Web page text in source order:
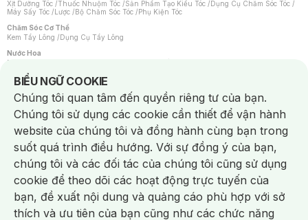
Xịt Dưỡng Tóc /Thuốc Nhuộm Tóc /Sản Phẩm Tạo Kiểu Tóc /Dụng Cụ Chăm Sóc Tóc /
Máy Sấy Tóc /Lược /Bộ Chăm Sóc Tóc /Phụ Kiện Tóc
Chăm Sóc Cơ Thể
Kem Tẩy Lông /Dụng Cụ Tẩy Lông
Nước Hoa
Nước Hoa Nữ
Chăm Sóc Cá Nhân
Chống Muỗi /Khẩu Trang /Máy Massage/Mặt Nạ Xông Hơi /Nước Rửa Tay/
Sản Phẩm Chăm Sóc Khác /Bàn Chải Đánh Răng /Bàn Chải Điện/
Hỗ Trợ Trắng Răng/Kem Đánh Răng /Máy Tăm Nước/ Nước Súc Miệng/
Tăm / Chỉ Nha Khoa/ Xịt Thơm Miệng / Dung Dịch Vệ Sinh/Dưỡng Vùng Kín/
Khăn Ướt Vệ Sinh Vùng Kín/Băng Vệ Sinh/Tampon/Bọt Cạo Râu /Dao Cạo Râu/
Máy Cạo Râu
Vấn Đề Về Da
Da Dầu / Lỗ Chân Lông To/ Da Khô / Mất Nước/ Da Lão Hóa/ Da Mụn/
Da Nhạy Cảm / Kích Ứng
Da Xỉn Màu Thâm / Nám / Tàn Nhang
Quầng Thâm & Bọng Mắt /Sẹo /Viêm Da Cơ Địa
Dụng Cụ / Phụ Kiện Chăm Sóc Da
Bông Tẩy Trang
Khăn Lau Mặt Khô Dụng Cụ / Máy Rửa Mặt Máy Chăm Sóc Da
Dụng Cụ Chăm Sóc Khác
BIỂU NGỮ COOKIE
Notice about cookies usage
Chúng tôi quan tâm đến quyền riêng tư của bạn.
Chúng tôi sử dụng các cookie cần thiết để vận hành
website của chúng tôi và đồng hành cùng bạn trong
suốt quá trình điều hướng. Với sự đồng ý của bạn,
chúng tôi và các đối tác của chúng tôi cũng sử dụng
cookie để theo dõi các hoạt động trực tuyến của
bạn, đề xuất nội dung và quảng cáo phù hợp với sở
thích và ưu tiên của bạn cũng như các chức năng